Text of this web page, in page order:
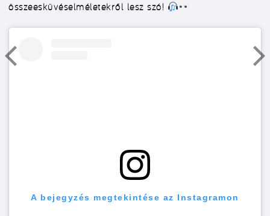
összeesküvéselméletekről lesz szó!
A bejegyzés megtekintése az Instagramon